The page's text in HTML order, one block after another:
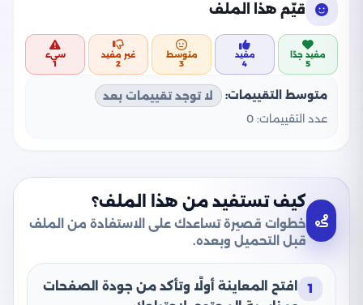
قيّم هذا الملف
مفيد جدًا
5
مفيد
4
متوسط
3
غير مفيد
2
سيء
1
متوسط التقييمات:
لا توجد تقييمات بعد
عدد التقييمات: 0
كيف تستفيد من هذا الملف؟
خطوات قصيرة تساعدك على الاستفادة من الملف
قبل التحميل وبعده.
1
افتح المعاينة أولًا وتأكد من جودة الصفحات